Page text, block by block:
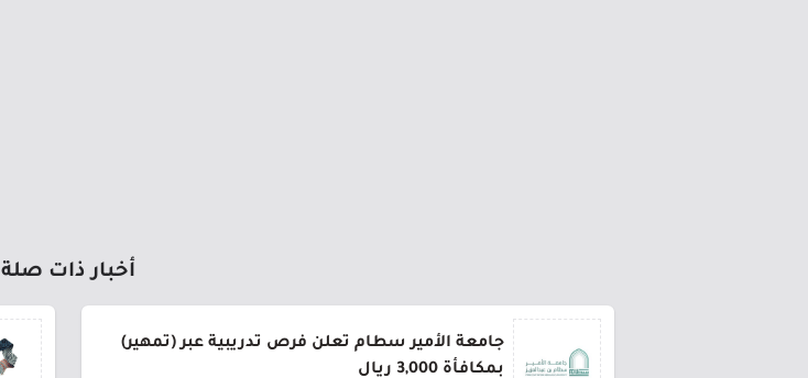
أخبار ذات صلة
جامعة الأمير سطام تعلن فرص تدريبية عبر (تمهير)
بمكافأة 3,000 ريال